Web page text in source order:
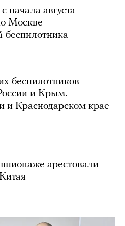
начала августа
Москве
беспилотников
и Крым.
и Краснодарском крае
арестовали